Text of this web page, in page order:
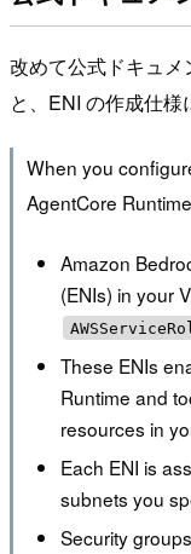
改めて公式ドキュ
と、ENI の作成仕様
When you
AgentCore
Amazon
(ENIs) in your
These ENIs
Runtime and
resources in
Each ENI is
subnets you
Security